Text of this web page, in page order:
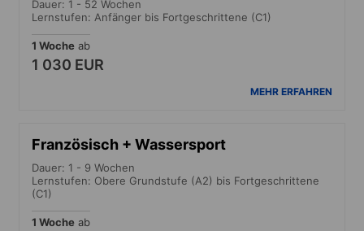
Dauer: 1 - 52 Wochen
Lernstufen: Anfänger bis Fortgeschrittene (C1)
1 Woche ab
1 030 EUR
MEHR ERFAHREN
Französisch + Wassersport
Dauer: 1 - 9 Wochen
Lernstufen: Obere Grundstufe (A2) bis Fortgeschrittene
(C1)
1 Woche ab